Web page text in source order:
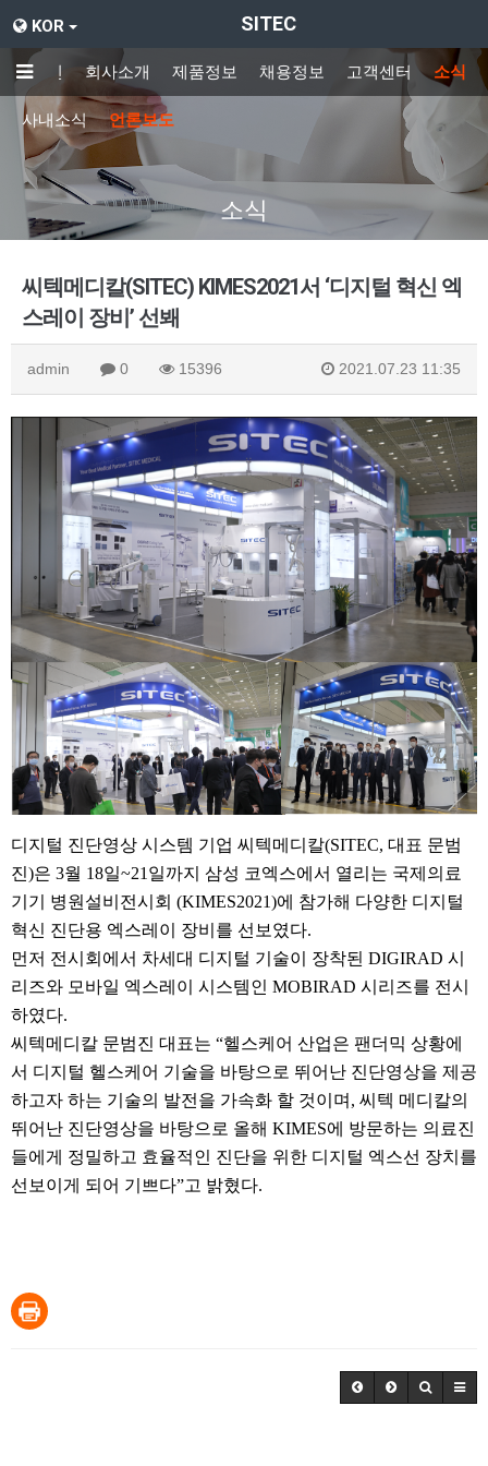
KOR SITEC
메인 회사소개 제품정보 채용정보 고객센터 소식
사내소식 언론보도
소식
씨텍메디칼(SITEC) KIMES2021서 ‘디지털 혁신 엑
스레이 장비’ 선봬
admin 0 15396 2021.07.23 11:35
디지털 진단영상 시스템 기업 씨텍메디칼(SITEC, 대표 문범
진)은 3월 18일~21 일까지 삼성 코엑스에서 열리는 국제의료
기기 병원설비전시회 (KIMES2021)에 참가해 다양한 디지털
혁신 진단용 엑스레이 장비를 선보였다.
먼저 전시회에서 차세대 디지털 기술이 장착된 DIGIRAD 시
리즈와 모바일 엑스레이 시스템인 MOBIRAD 시리즈를 전시
하였다.
씨텍메디칼 문범진 대표는 “헬스케어 산업은 팬더믹 상황에
서 디지털 헬스케어 기술을 바탕으로 뛰어난 진단영상을 제공
하고자 하는 기술의 발전을 가속화 할 것이며 , 씨텍 메디칼의
뛰어난 진단영상을 바탕으로 올해 KIMES에 방문하는 의료진
들에게 정밀하고 효율적인 진단을 위한 디지털 엑스선 장치를
선보이게 되어 기쁘다”고 밝혔다.